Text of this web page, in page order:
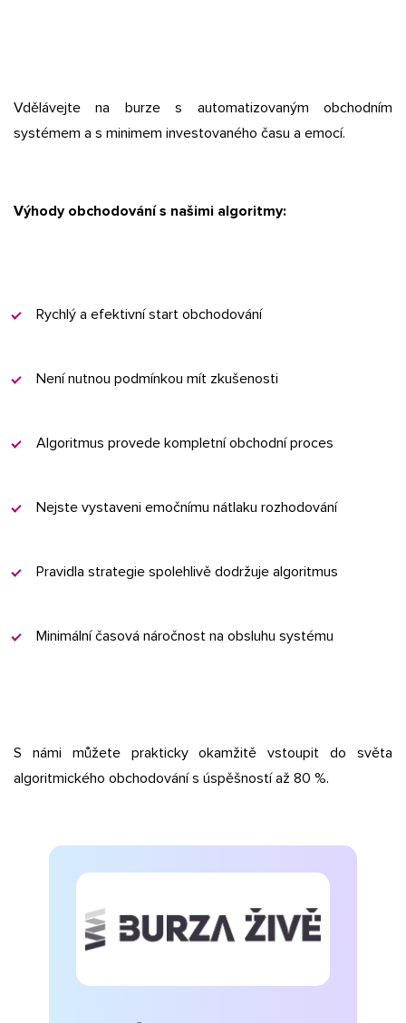
Vdělávejte na burze s automatizovaným obchodním
systémem a s minimem investovaného času a emocí.
Výhody obchodování s našimi algoritmy:
Rychlý a efektivní start obchodování
Není nutnou podmínkou mít zkušenosti
Algoritmus provede kompletní obchodní proces
Nejste vystaveni emočnímu nátlaku rozhodování
Pravidla strategie spolehlivě dodržuje algoritmus
Minimální časová náročnost na obsluhu systému
S námi můžete prakticky okamžitě vstoupit do světa
algoritmického obchodování s úspěšností až 80 %.